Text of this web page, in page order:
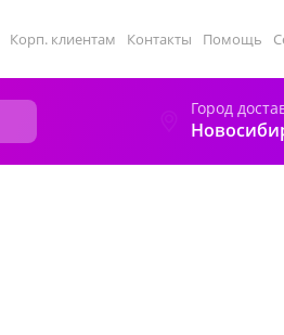
Корп. клиентам Контакты Помощь
Город